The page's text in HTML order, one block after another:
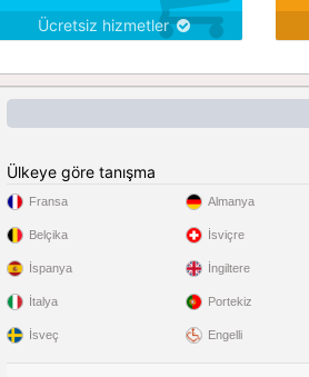
Ücretsiz hizmetler
Ülkeye göre tanışma
Fransa
Belçika
İspanya
İtalya
İsveç
Almanya
İsviçre
İngiltere
Portekiz
Engelli